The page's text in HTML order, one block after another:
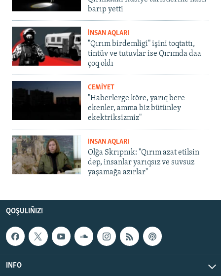
barıp yetti
İNSAN AQLARI
"Qırım birdemligi" işini toqtattı,
tintüv ve tutuvlar ise Qırımda daa
çoq oldı
CEMİYET
"Haberlerge köre, yarıq bere
ekenler, amma biz bütünley
ekektriksizmiz"
İNSAN AQLARI
Olğa Skrıpnık: "Qırım azat etilsin
dep, insanlar yarıqsız ve suvsuz
yaşamağa azırlar"
QOŞULIÑIZ!
INFO